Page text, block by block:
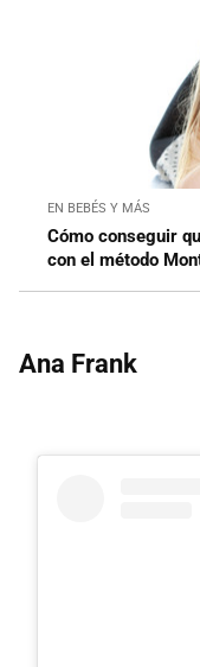
EN BEBÉS Y MÁS
Cómo conseguir
con el método
Ana Frank